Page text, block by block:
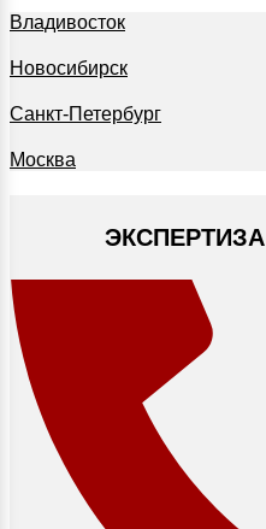
Владивосток
Новосибирск
Санкт-Петербург
Москва
ЭКСПЕРТИЗА